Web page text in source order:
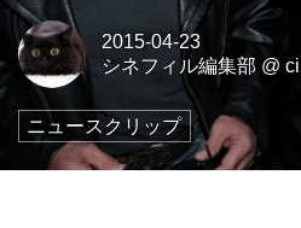
2015-04-23
シネフィル編集部 @
ニュースクリップ